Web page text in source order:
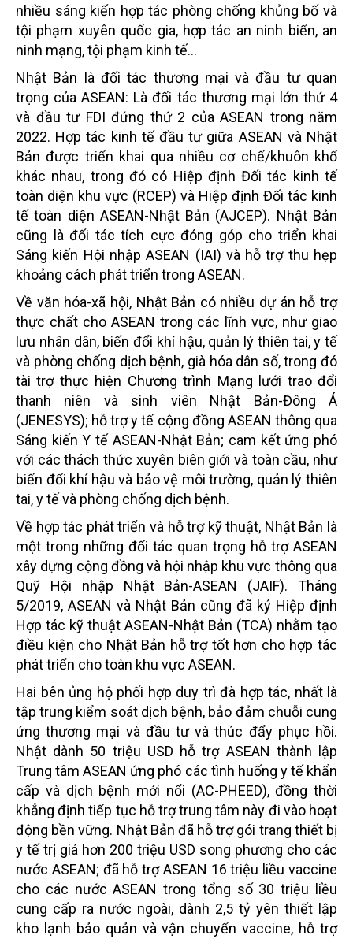
nhiều sáng kiến hợp tác phòng chống khủng bố và
tội phạm xuyên quốc gia, hợp tác an ninh biển, an
ninh mạng, tội phạm kinh tế…
Nhật Bản là đối tác thương mại và đầu tư quan
trọng của ASEAN: Là đối tác thương mại lớn thứ 4
và đầu tư FDI đứng thứ 2 của ASEAN trong năm
2022. Hợp tác kinh tế đầu tư giữa ASEAN và Nhật
Bản được triển khai qua nhiều cơ chế/khuôn khổ
khác nhau, trong đó có Hiệp định Đối tác kinh tế
toàn diện khu vực (RCEP) và Hiệp định Đối tác kinh
tế toàn diện ASEAN-Nhật Bản (AJCEP). Nhật Bản
cũng là đối tác tích cực đóng góp cho triển khai
Sáng kiến Hội nhập ASEAN (IAI) và hỗ trợ thu hẹp
khoảng cách phát triển trong ASEAN.
Về văn hóa-xã hội, Nhật Bản có nhiều dự án hỗ trợ
thực chất cho ASEAN trong các lĩnh vực, như giao
lưu nhân dân, biến đổi khí hậu, quản lý thiên tai, y tế
và phòng chống dịch bệnh, già hóa dân số, trong đó
tài trợ thực hiện Chương trình Mạng lưới trao đổi
thanh niên và sinh viên Nhật Bản-Đông Á
(JENESYS); hỗ trợ y tế cộng đồng ASEAN thông qua
Sáng kiến Y tế ASEAN-Nhật Bản; cam kết ứng phó
với các thách thức xuyên biên giới và toàn cầu, như
biến đổi khí hậu và bảo vệ môi trường, quản lý thiên
tai, y tế và phòng chống dịch bệnh.
Về hợp tác phát triển và hỗ trợ kỹ thuật, Nhật Bản là
một trong những đối tác quan trọng hỗ trợ ASEAN
xây dựng cộng đồng và hội nhập khu vực thông qua
Quỹ Hội nhập Nhật Bản-ASEAN (JAIF). Tháng
5/2019, ASEAN và Nhật Bản cũng đã ký Hiệp định
Hợp tác kỹ thuật ASEAN-Nhật Bản (TCA) nhằm tạo
điều kiện cho Nhật Bản hỗ trợ tốt hơn cho hợp tác
phát triển cho toàn khu vực ASEAN.
Hai bên ủng hộ phối hợp duy trì đà hợp tác, nhất là
tập trung kiểm soát dịch bệnh, bảo đảm chuỗi cung
ứng thương mại và đầu tư và thúc đẩy phục hồi.
Nhật dành 50 triệu USD hỗ trợ ASEAN thành lập
Trung tâm ASEAN ứng phó các tình huống y tế khẩn
cấp và dịch bệnh mới nổi (AC-PHEED), đồng thời
khẳng định tiếp tục hỗ trợ trung tâm này đi vào hoạt
động bền vững. Nhật Bản đã hỗ trợ gói trang thiết bị
y tế trị giá hơn 200 triệu USD song phương cho các
nước ASEAN; đã hỗ trợ ASEAN 16 triệu liều vaccine
cho các nước ASEAN trong tổng số 30 triệu liều
cung cấp ra nước ngoài, dành 2,5 tỷ yên thiết lập
kho lạnh bảo quản và vận chuyển vaccine, hỗ trợ